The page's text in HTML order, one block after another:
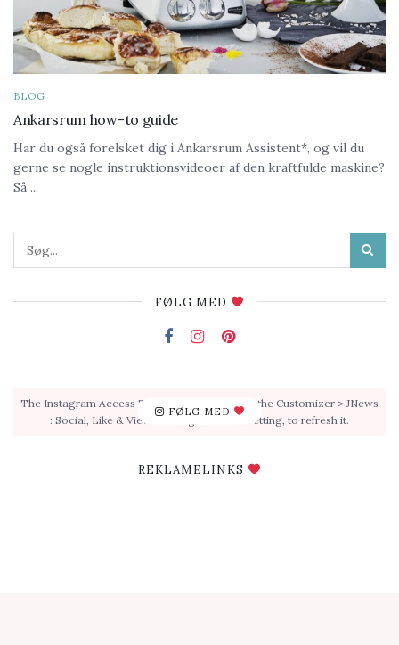
BLOG
Ankarsrum how-to guide
Har du også forelsket dig i Ankarsrum Assistent*, og vil du
gerne se nogle instruktionsvideoer af den kraftfulde maskine?
Så ...
FØLG MED
FØLG MED
The Instagram Access Token is expired, Go to the Customizer > JNews
: Social, Like & View > Instagram Feed Setting, to refresh it.
REKLAMELINKS